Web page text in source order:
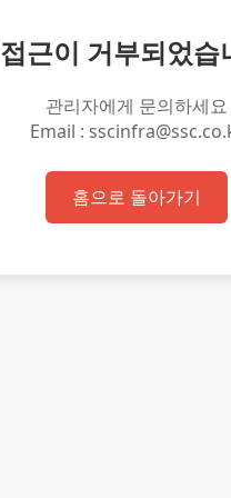
접근이 거부되었습
관리자에게 문의하세요
Email :
홈으로 돌아가기